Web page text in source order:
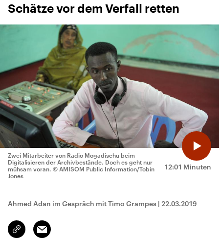
Schätze vor dem Verfall retten
12:01 Minuten
Zwei Mitarbeiter von Radio Mogadischu beim
Digitalisieren der Archivbestände. Doch es geht nur
mühsam voran. © AMISOM Public Information/Tobin
Jones
Ahmed Adan im Gespräch mit Timo Grampes | 22.03.2019
Link
kopieren/teilen
Email